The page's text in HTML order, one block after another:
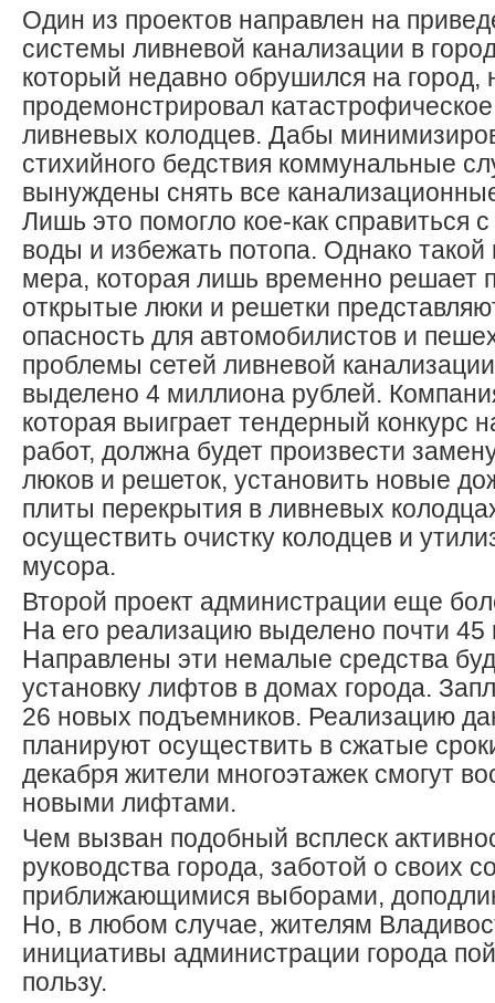
Один из проектов направлен на
системы ливневой канализации в
который недавно обрушился на город,
продемонстрировал
ливневых колодцев. Дабы
стихийного бедствия коммунальные
вынуждены снять все
Лишь это помогло кое-как справиться
воды и избежать потопа. Однако
мера, которая лишь временно решает
открытые люки и решетки
опасность для автомобилистов и
проблемы сетей ливневой
выделено 4 миллиона рублей.
которая выиграет тендерный конкурс
работ, должна будет произвести
люков и решеток, установить новые
плиты перекрытия в ливневых
осуществить очистку колодцев и
мусора.
Второй проект администрации еще
На его реализацию выделено почти
Направлены эти немалые средства
установку лифтов в домах города.
26 новых подъемников. Реализацию
планируют осуществить в сжатые
декабря жители многоэтажек смогут
новыми лифтами.
Чем вызван подобный всплеск
руководства города, заботой о своих
приближающимися выборами,
Но, в любом случае, жителям
инициативы администрации города
пользу.